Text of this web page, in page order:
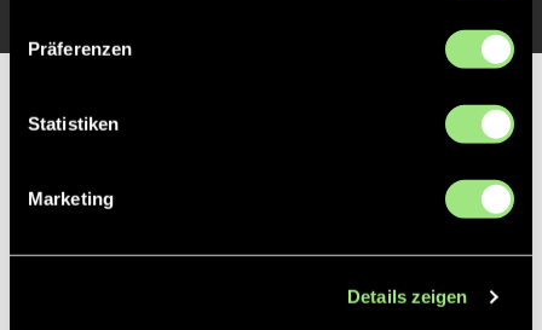
Präferenzen
Statistiken
Marketing
Details zeigen